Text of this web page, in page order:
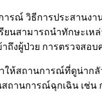
รณ์ วิธีการประสานง
นสามารถนำทักษะเห
งผู้ป่วย การตรวจสอ
ห้สถานการณ์ที่ดูน่ากลั
ถานการณ์ฉุกเฉิน เช่น